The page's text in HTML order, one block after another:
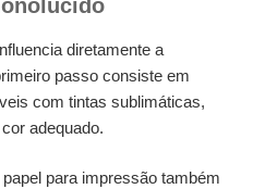
diretamente a
passo consiste em
com tintas sublimáticas,
adequado.
para impressão também